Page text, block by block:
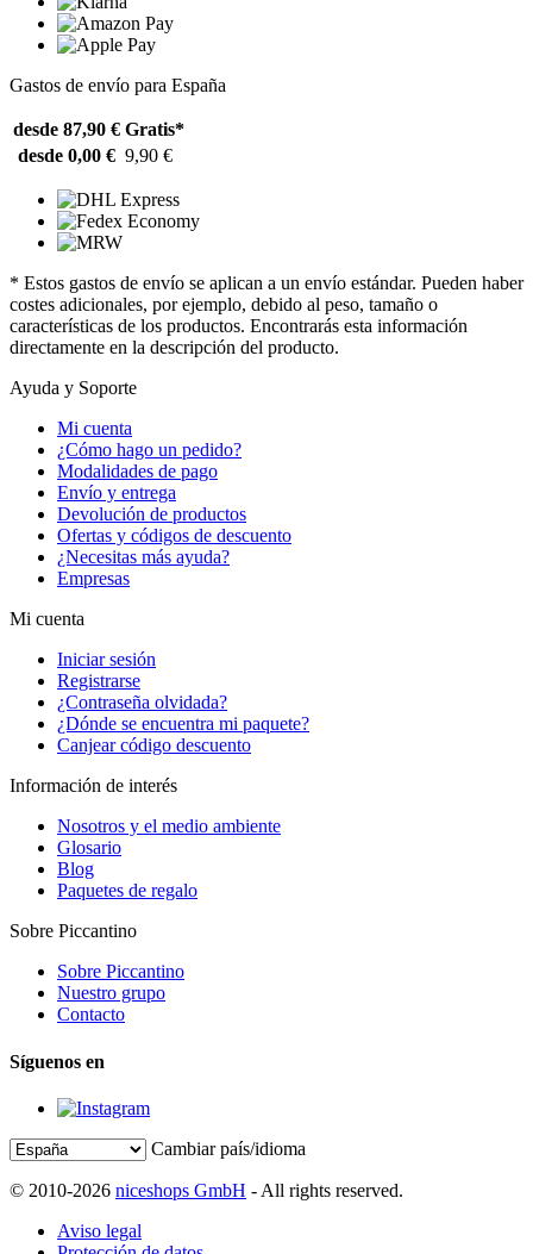
Gastos de envío para España
desde 87,90 € Gratis*
desde 0,00 € 9,90 €
* Estos gastos de envío se aplican a un envío estándar. Pueden haber
costes adicionales, por ejemplo, debido al peso, tamaño o
características de los productos. Encontrarás esta información
directamente en la descripción del producto.
Ayuda y Soporte
Mi cuenta
¿Cómo hago un pedido?
Modalidades de pago
Envío y entrega
Devolución de productos
Ofertas y códigos de descuento
¿Necesitas más ayuda?
Empresas
Mi cuenta
Iniciar sesión
Registrarse
¿Contraseña olvidada?
¿Dónde se encuentra mi paquete?
Canjear código descuento
Información de interés
Nosotros y el medio ambiente
Glosario
Blog
Paquetes de regalo
Sobre Piccantino
Sobre Piccantino
Nuestro grupo
Contacto
Síguenos en
Cambiar país/idioma
© 2010-2026 niceshops GmbH - All rights reserved.
Aviso legal